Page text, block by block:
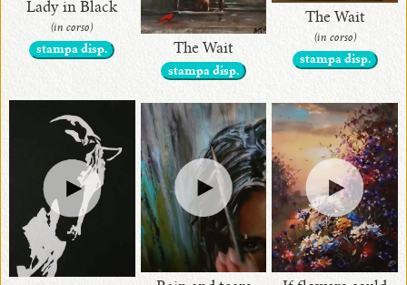
Lady in Black
(in corso)
stampa disp. The Wait
stampa disp.
The Wait
(in corso)
stampa disp.